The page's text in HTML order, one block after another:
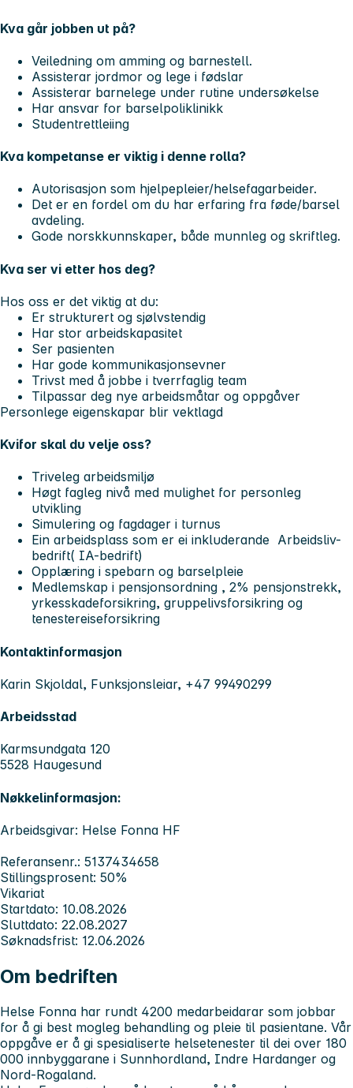
Kva går jobben ut på?
Veiledning om amming og barnestell.
Assisterar jordmor og lege i fødslar
Assisterar barnelege under rutine undersøkelse
Har ansvar for barselpoliklinikk
Studentrettleiing
Kva kompetanse er viktig i denne rolla?
Autorisasjon som hjelpepleier/helsefagarbeider.
Det er en fordel om du har erfaring fra føde/barsel
avdeling.
Gode norskkunnskaper, både munnleg og skriftleg.
Kva ser vi etter hos deg?
Hos oss er det viktig at du:
Er strukturert og sjølvstendig
Har stor arbeidskapasitet
Ser pasienten
Har gode kommunikasjonsevner
Trivst med å jobbe i tverrfaglig team
Tilpassar deg nye arbeidsmåtar og oppgåver
Personlege eigenskapar blir vektlagd
Kvifor skal du velje oss?
Triveleg arbeidsmiljø
Høgt fagleg nivå med mulighet for personleg
utvikling
Simulering og fagdager i turnus
Ein arbeidsplass som er ei inkluderande Arbeidsliv-
bedrift( IA-bedrift)
Opplæring i spebarn og barselpleie
Medlemskap i pensjonsordning , 2% pensjonstrekk,
yrkesskadeforsikring, gruppelivsforsikring og
tenestereiseforsikring
Kontaktinformasjon
Karin Skjoldal, Funksjonsleiar, +47 99490299
Arbeidsstad
Karmsundgata 120
5528 Haugesund
Nøkkelinformasjon:
Arbeidsgivar: Helse Fonna HF
Referansenr.: 5137434658
Stillingsprosent: 50%
Vikariat
Startdato: 10.08.2026
Sluttdato: 22.08.2027
Søknadsfrist: 12.06.2026
Om bedriften
Helse Fonna har rundt 4200 medarbeidarar som jobbar
for å gi best mogleg behandling og pleie til pasientane. Vår
oppgåve er å gi spesialiserte helsetenester til dei over 180
000 innbyggarane i Sunnhordland, Indre Hardanger og
Nord-Rogaland.